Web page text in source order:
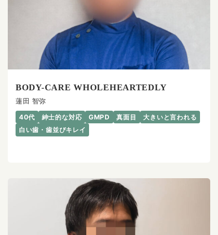
BODY-CARE WHOLEHEARTEDLY
蓮田 智弥
40代 紳士的な対応 GMPD 真面目
大きいと言われる
白い歯・歯並びキレイ